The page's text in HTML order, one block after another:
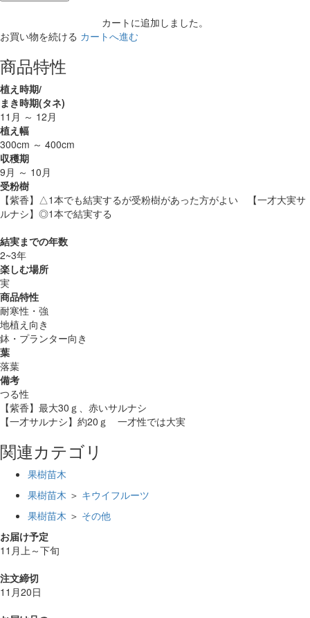
カートに追加しました。
お買い物を続ける カートへ進む
商品特性
植え時期/
まき時期(タネ)
11月 ～ 12月
植え幅
300cm ～ 400cm
収穫期
9月 ～ 10月
受粉樹
【紫香】△1本でも結実するが受粉樹があった方がよい 【一才大実サ
ルナシ】◎1本で結実する
結実までの年数
2~3年
楽しむ場所
実
商品特性
耐寒性・強
地植え向き
鉢・プランター向き
葉
落葉
備考
つる性
【紫香】最大30ｇ、赤いサルナシ
【一才サルナシ】約20ｇ 一才性では大実
関連カテゴリ
果樹苗木
果樹苗木 ＞ キウイフルーツ
果樹苗木 ＞ その他
お届け予定
11月上～下旬
注文締切
11月20日